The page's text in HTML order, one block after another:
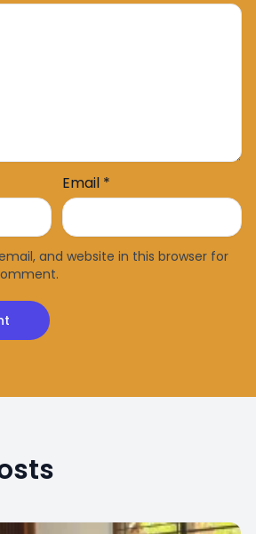
Email *
and website in this browser for